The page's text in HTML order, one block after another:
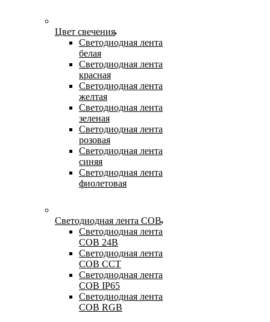
Цвет свечения
Светодиодная лента
белая
Светодиодная лента
красная
Светодиодная лента
желтая
Светодиодная лента
зеленая
Светодиодная лента
розовая
Светодиодная лента
синяя
Светодиодная лента
фиолетовая
Светодиодная лента COB
Светодиодная лента
COB 24В
Светодиодная лента
COB CCT
Светодиодная лента
COB IP65
Светодиодная лента
COB RGB